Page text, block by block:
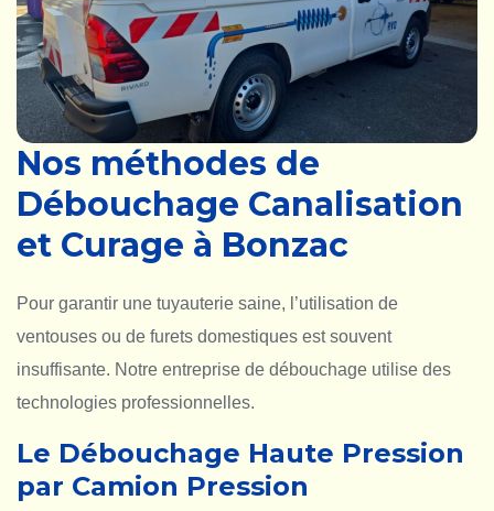
Nos méthodes de
Débouchage Canalisation
et Curage à Bonzac
Pour garantir une tuyauterie saine, l’utilisation de
ventouses ou de furets domestiques est souvent
insuffisante. Notre entreprise de débouchage utilise des
technologies professionnelles.
Le Débouchage Haute Pression
par Camion Pression